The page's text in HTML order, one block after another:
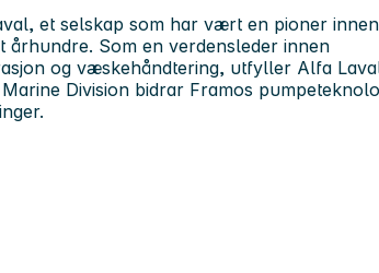
et selskap som har vært en pioner
århundre. Som en verdensleder innen
og væskehåndtering, utfyller Alfa
Division bidrar Framos